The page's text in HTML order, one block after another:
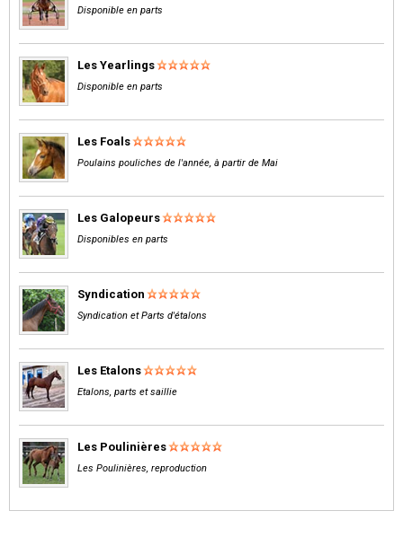
Disponible en parts
Les Yearlings
Disponible en parts
Les Foals
Poulains pouliches de l'année, à partir de Mai
Les Galopeurs
Disponibles en parts
Syndication
Syndication et Parts d'étalons
Les Etalons
Etalons, parts et saillie
Les Poulinières
Les Poulinières, reproduction